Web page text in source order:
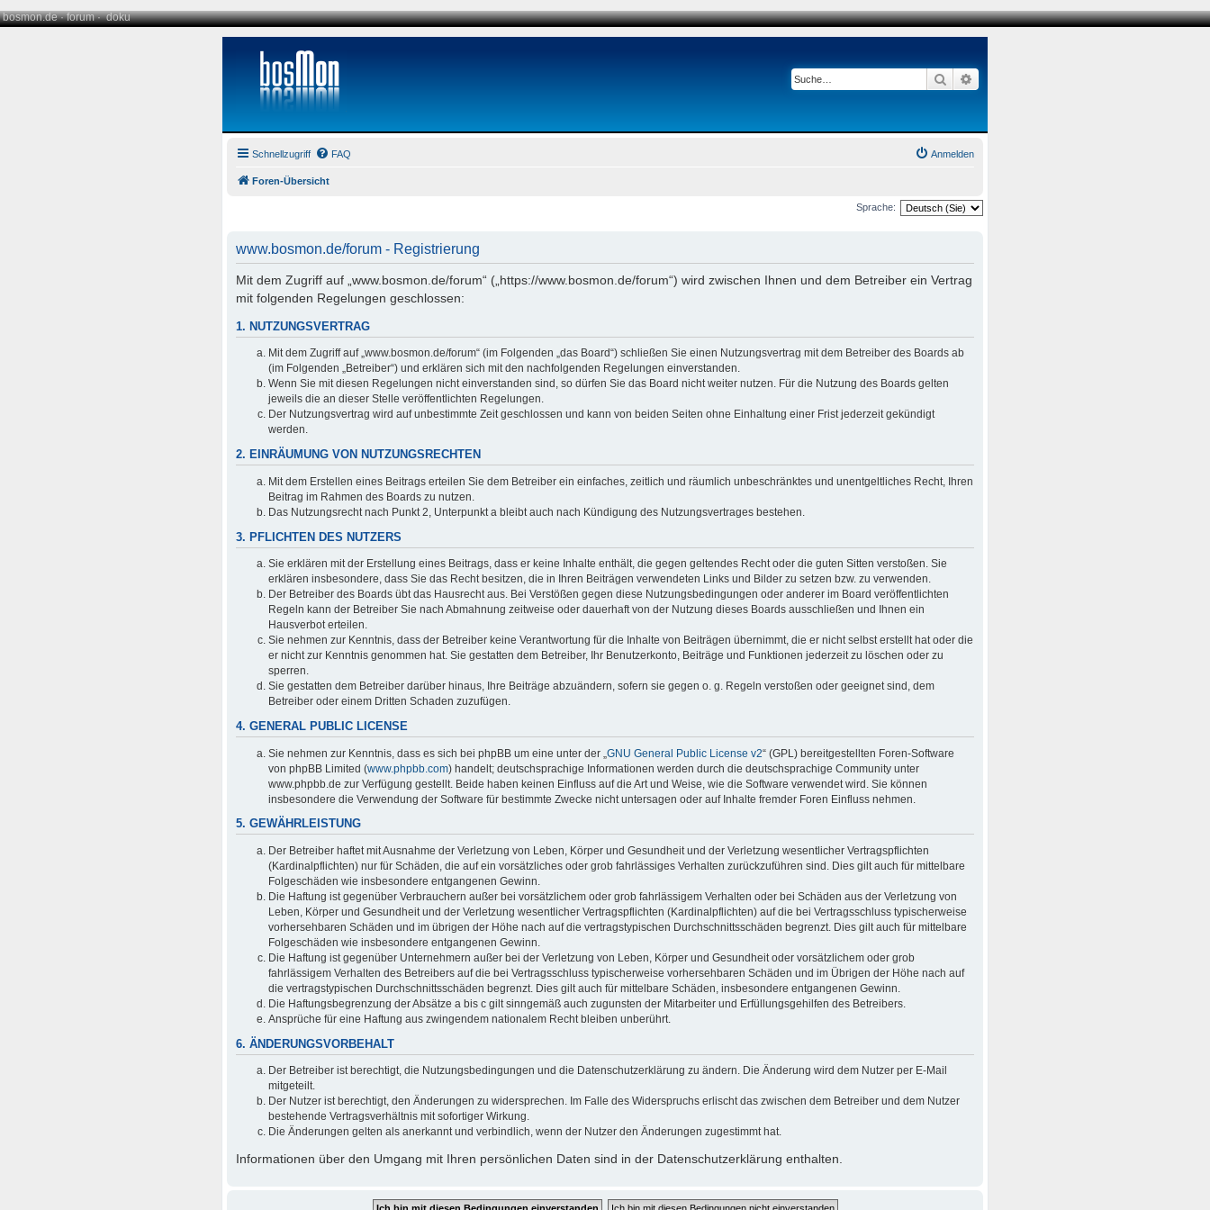
bosmon.de·forum·doku
Suche
Schnellzugriff FAQ Anmelden
Foren-Übersicht
Sprache:
www.bosmon.de/forum - Registrierung
Mit dem Zugriff auf „www.bosmon.de/forum“ („https://www.bosmon.de/forum“) wird zwischen Ihnen und dem Betreiber ein Vertrag
mit folgenden Regelungen geschlossen:
1. NUTZUNGSVERTRAG
Mit dem Zugriff auf „www.bosmon.de/forum“ (im Folgenden „das Board“) schließen Sie einen Nutzungsvertrag mit dem Betreiber des Boards ab
(im Folgenden „Betreiber“) und erklären sich mit den nachfolgenden Regelungen einverstanden.
Wenn Sie mit diesen Regelungen nicht einverstanden sind, so dürfen Sie das Board nicht weiter nutzen. Für die Nutzung des Boards gelten
jeweils die an dieser Stelle veröffentlichten Regelungen.
Der Nutzungsvertrag wird auf unbestimmte Zeit geschlossen und kann von beiden Seiten ohne Einhaltung einer Frist jederzeit gekündigt
werden.
2. EINRÄUMUNG VON NUTZUNGSRECHTEN
Mit dem Erstellen eines Beitrags erteilen Sie dem Betreiber ein einfaches, zeitlich und räumlich unbeschränktes und unentgeltliches Recht, Ihren
Beitrag im Rahmen des Boards zu nutzen.
Das Nutzungsrecht nach Punkt 2, Unterpunkt a bleibt auch nach Kündigung des Nutzungsvertrages bestehen.
3. PFLICHTEN DES NUTZERS
Sie erklären mit der Erstellung eines Beitrags, dass er keine Inhalte enthält, die gegen geltendes Recht oder die guten Sitten verstoßen. Sie
erklären insbesondere, dass Sie das Recht besitzen, die in Ihren Beiträgen verwendeten Links und Bilder zu setzen bzw. zu verwenden.
Der Betreiber des Boards übt das Hausrecht aus. Bei Verstößen gegen diese Nutzungsbedingungen oder anderer im Board veröffentlichten
Regeln kann der Betreiber Sie nach Abmahnung zeitweise oder dauerhaft von der Nutzung dieses Boards ausschließen und Ihnen ein
Hausverbot erteilen.
Sie nehmen zur Kenntnis, dass der Betreiber keine Verantwortung für die Inhalte von Beiträgen übernimmt, die er nicht selbst erstellt hat oder die
er nicht zur Kenntnis genommen hat. Sie gestatten dem Betreiber, Ihr Benutzerkonto, Beiträge und Funktionen jederzeit zu löschen oder zu
sperren.
Sie gestatten dem Betreiber darüber hinaus, Ihre Beiträge abzuändern, sofern sie gegen o. g. Regeln verstoßen oder geeignet sind, dem
Betreiber oder einem Dritten Schaden zuzufügen.
4. GENERAL PUBLIC LICENSE
Sie nehmen zur Kenntnis, dass es sich bei phpBB um eine unter der „ GNU General Public License v2“ (GPL) bereitgestellten Foren-Software
von phpBB Limited (www.phpbb.com) handelt; deutschsprachige Informationen werden durch die deutschsprachige Community unter
www.phpbb.de zur Verfügung gestellt. Beide haben keinen Einfluss auf die Art und Weise, wie die Software verwendet wird. Sie können
insbesondere die Verwendung der Software für bestimmte Zwecke nicht untersagen oder auf Inhalte fremder Foren Einfluss nehmen.
5. GEWÄHRLEISTUNG
Der Betreiber haftet mit Ausnahme der Verletzung von Leben, Körper und Gesundheit und der Verletzung wesentlicher Vertragspflichten
(Kardinalpflichten) nur für Schäden, die auf ein vorsätzliches oder grob fahrlässiges Verhalten zurückzuführen sind. Dies gilt auch für mittelbare
Folgeschäden wie insbesondere entgangenen Gewinn.
Die Haftung ist gegenüber Verbrauchern außer bei vorsätzlichem oder grob fahrlässigem Verhalten oder bei Schäden aus der Verletzung von
Leben, Körper und Gesundheit und der Verletzung wesentlicher Vertragspflichten (Kardinalpflichten) auf die bei Vertragsschluss typischerweise
vorhersehbaren Schäden und im übrigen der Höhe nach auf die vertragstypischen Durchschnittsschäden begrenzt. Dies gilt auch für mittelbare
Folgeschäden wie insbesondere entgangenen Gewinn.
Die Haftung ist gegenüber Unternehmern außer bei der Verletzung von Leben, Körper und Gesundheit oder vorsätzlichem oder grob
fahrlässigem Verhalten des Betreibers auf die bei Vertragsschluss typischerweise vorhersehbaren Schäden und im Übrigen der Höhe nach auf
die vertragstypischen Durchschnittsschäden begrenzt. Dies gilt auch für mittelbare Schäden, insbesondere entgangenen Gewinn.
Die Haftungsbegrenzung der Absätze a bis c gilt sinngemäß auch zugunsten der Mitarbeiter und Erfüllungsgehilfen des Betreibers.
Ansprüche für eine Haftung aus zwingendem nationalem Recht bleiben unberührt.
6. ÄNDERUNGSVORBEHALT
Der Betreiber ist berechtigt, die Nutzungsbedingungen und die Datenschutzerklärung zu ändern. Die Änderung wird dem Nutzer per E-Mail
mitgeteilt.
Der Nutzer ist berechtigt, den Änderungen zu widersprechen. Im Falle des Widerspruchs erlischt das zwischen dem Betreiber und dem Nutzer
bestehende Vertragsverhältnis mit sofortiger Wirkung.
Die Änderungen gelten als anerkannt und verbindlich, wenn der Nutzer den Änderungen zugestimmt hat.
Informationen über den Umgang mit Ihren persönlichen Daten sind in der Datenschutzerklärung enthalten.